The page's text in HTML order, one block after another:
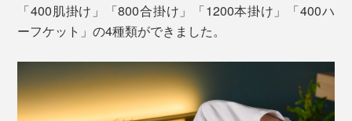
「400肌掛け」「800合掛け」「1200本掛け」「400ハ
ーフケット」の4種類ができました。